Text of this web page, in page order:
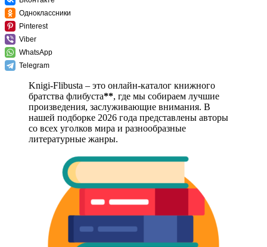
Одноклассники
Pinterest
Viber
WhatsApp
Telegram
Knigi-Flibusta – это онлайн-каталог книжного
братства флибуста**, где мы собираем лучшие
произведения, заслуживающие внимания. В
нашей подборке 2026 года представлены авторы
со всех уголков мира и разнообразные
литературные жанры.